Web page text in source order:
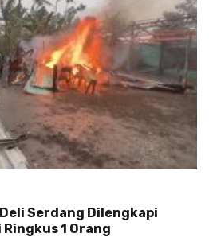
Serdang Dilengkapi
Ringkus 1 Orang